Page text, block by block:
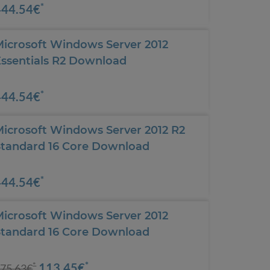
*
Windows Server 2012
R2 Download
*
Windows Server 2012 R2
16 Core Download
*
Windows Server 2012
16 Core Download
* *